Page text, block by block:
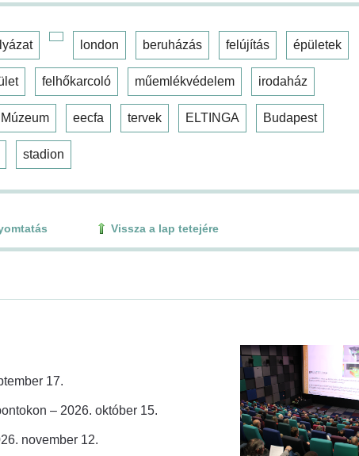
london beruházás felújítás épületek
felhőkarcoló műemlékvédelem irodaház
Múzeum eecfa tervek ELTINGA Budapest
stadion
Vissza a lap tetejére
17.
– 2026. október 15.
november 12.